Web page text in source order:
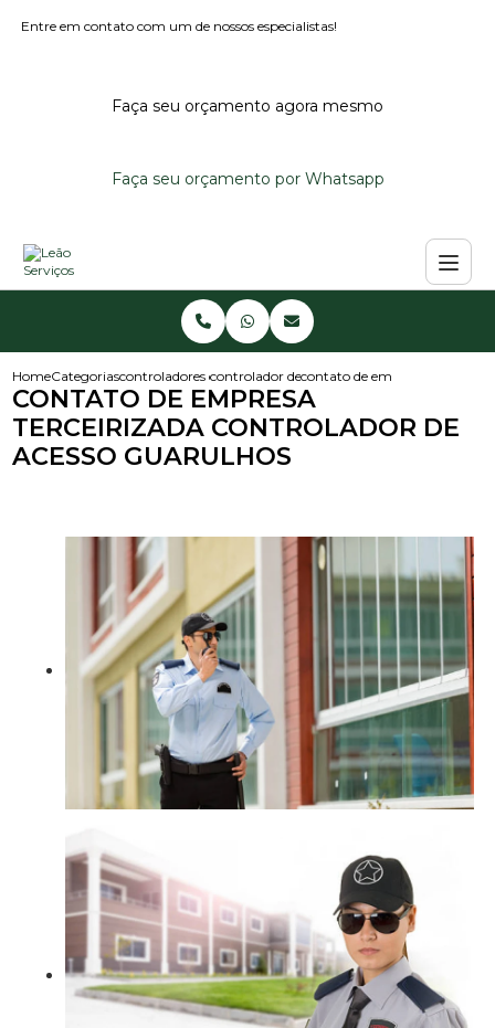
Entre em contato com um de nossos especialistas!
Faça seu orçamento agora mesmo
Faça seu orçamento por Whatsapp
HomeCategoriascontroladores de acessocontrolador de acesso condominio
contato de empresa
CONTATO DE EMPRESA
TERCEIRIZADA CONTROLADOR DE
ACESSO GUARULHOS